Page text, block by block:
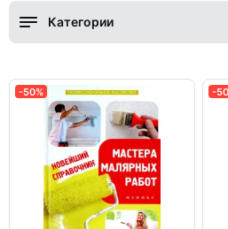
Категории
-50% -